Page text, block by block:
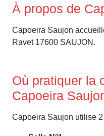
À propos de
Capoeira Saujon
Ravet 17600 SAUJON.
Où pratiquer la
Capoeira
Capoeira Saujon utilise